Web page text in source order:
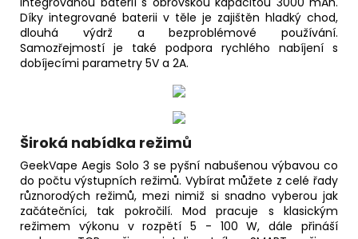
Díky integrované baterii v těle je zajištěn hladký chod,
dlouhá výdrž a bezproblémové používání.
Samozřejmostí je také podpora rychlého nabíjení s
dobíjecími parametry 5V a 2A.
Široká nabídka režimů
GeekVape Aegis Solo 3 se pyšní nabušenou výbavou co
do počtu výstupních režimů. Vybírat můžete z celé řady
různorodých režimů, mezi nimiž si snadno vyberou jak
začátečníci, tak pokročilí. Mod pracuje s klasickým
režimem výkonu v rozpětí 5 - 100 W, dále přináší